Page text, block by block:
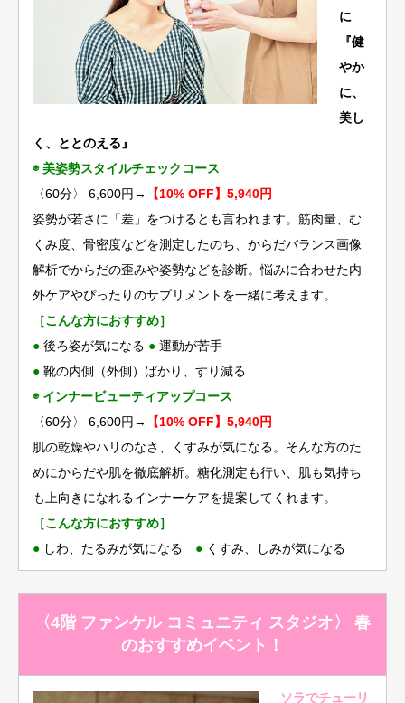
に
『健
やか
に、
美し
く、ととのえる』
◉ 美姿勢スタイルチェックコース
〈60分〉 6,600円→
【10% OFF】5,940円
姿勢が若さに「差」をつけるとも言われます。筋肉量、む
くみ度、骨密度などを測定したのち、からだバランス画像
解析でからだの歪みや姿勢などを診断。悩みに合わせた内
外ケアやぴったりのサプリメントを一緒に考えます。
［こんな方におすすめ］
● 後ろ姿が気になる ● 運動が苦手
● 靴の内側（外側）ばかり、すり減る
◉ インナービューティアップコース
〈60分〉 6,600円→
【10% OFF】5,940円
肌の乾燥やハリのなさ、くすみが気になる。そんな方のた
めにからだや肌を徹底解析。糖化測定も行い、肌も気持ち
も上向きになれるインナーケアを提案してくれます。
［こんな方におすすめ］
● しわ、たるみが気になる ● くすみ、しみが気になる
〈4階 ファンケル コミュニティ スタジオ〉 春
のおすすめイベント！
ソラでチューリ